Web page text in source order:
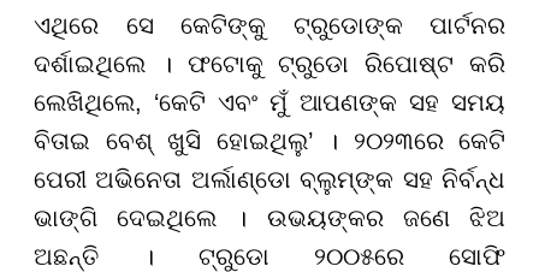
ଏଥିରେ ସେ କେଟିଙ୍କୁ ଟ୍ରୁଡୋଙ୍କ ପାର୍ଟନର
ଦର୍ଶାଇଥିଲେ । ଫଟୋକୁ ଟ୍ରୁଡୋ ରିପୋଷ୍ଟ କରି
ଲେଖିଥିଲେ, ‘କେଟି ଏବଂ ମୁଁ ଆପଣଙ୍କ ସହ ସମୟ
ବିତାଇ ବେଶ୍ ଖୁସି ହୋଇଥିଲୁ’ । ୨୦୨୩ରେ କେଟି
ପେରୀ ଅଭିନେତା ଅର୍ଲାଣ୍ଡୋ ବ୍ଲୁମ୍ଙ୍କ ସହ ନିର୍ବନ୍ଧ
ଭାଙ୍ଗି ଦେଇଥିଲେ । ଉଭୟଙ୍କର ଜଣେ ଝିଅ
ଅଛନ୍ତି । ଟ୍ରୁଡୋ ୨୦୦୫ରେ ସୋଫି